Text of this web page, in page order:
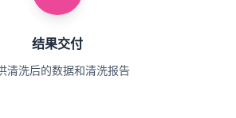
结果交付
清洗后的数据和清洗报告